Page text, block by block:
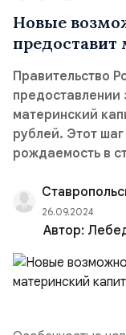
Новые
предоставит
Правительство
предоставлении
материнский
рублей. Этот
рождаемость в
26.09.2024
Автор: